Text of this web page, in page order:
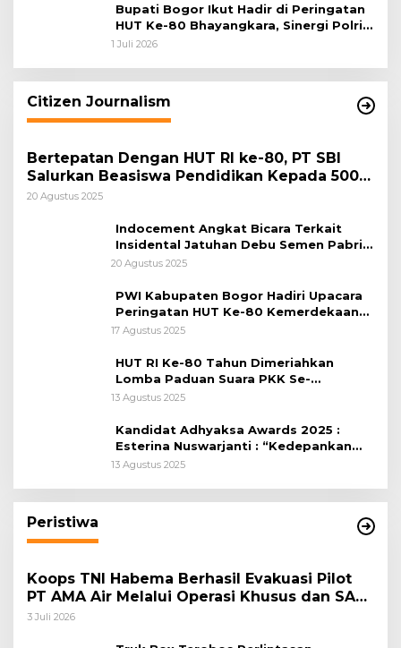
Bupati Bogor Ikut Hadir di Peringatan
HUT Ke-80 Bhayangkara, Sinergi Polri
dan Pemkab Bogor Jadi Kunci Menjaga
1 Juli 2026
Citizen Journalism
Bertepatan Dengan HUT RI ke-80, PT SBI
Salurkan Beasiswa Pendidikan Kepada 500
Pelajar
20 Agustus 2025
Indocement Angkat Bicara Terkait
Insidental Jatuhan Debu Semen Pabrik
Citeureup
20 Agustus 2025
PWI Kabupaten Bogor Hadiri Upacara
Peringatan HUT Ke-80 Kemerdekaan
RI, di Lapangan Tegar Beriman
17 Agustus 2025
HUT RI Ke-80 Tahun Dimeriahkan
Lomba Paduan Suara PKK Se-
Kabupaten Bogor
13 Agustus 2025
Kandidat Adhyaksa Awards 2025 :
Esterina Nuswarjanti : “Kedepankan
Keadilan Restoratif Wujudkan
13 Agustus 2025
Peristiwa
Koops TNI Habema Berhasil Evakuasi Pilot
PT AMA Air Melalui Operasi Khusus dan SAR
Taktis
3 Juli 2026